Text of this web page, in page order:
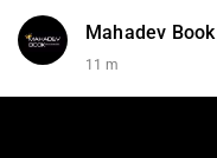
Mahadev Book
11 m